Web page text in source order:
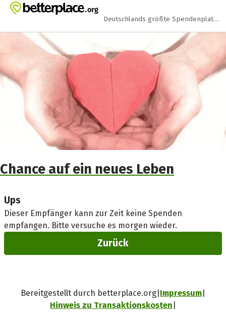
Zum Hauptinhalt springen
Erklärung zur Barrierefreiheit anzeigen
Deutschlands größte Spendenplattform
Chance auf ein neues Leben
Ups
Dieser Empfänger kann zur Zeit keine Spenden
empfangen. Bitte versuche es morgen wieder.
Zurück
Bereitgestellt durch betterplace.org Impressum
Hinweis zu Transaktionskosten